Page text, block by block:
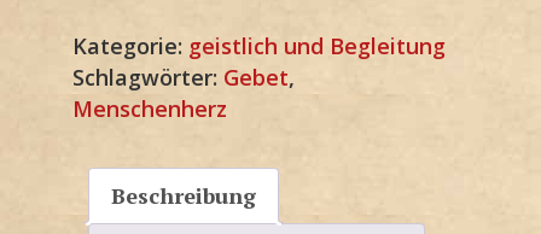
Kategorie: geistlich und Begleitung
Schlagwörter: Gebet,
Menschenherz
Beschreibung